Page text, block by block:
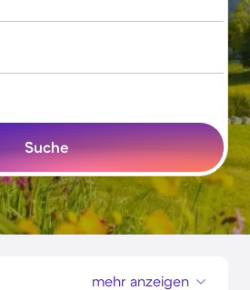
Suche
mehr anzeigen